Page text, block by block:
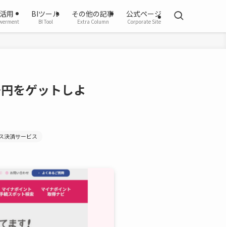
用 BIツール
BI Tool
その他の記事
Extra Column
公式ページ
Corporate Site
をゲットしよ
決済サービス